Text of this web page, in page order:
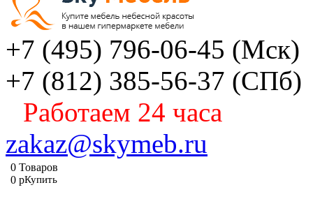
+7 (495) 796-06-45 (Мск)
+7 (812) 385-56-37 (СПб)
Работаем 24 часа
zakaz@skymeb.ru
0 Товаров
0 pКупить